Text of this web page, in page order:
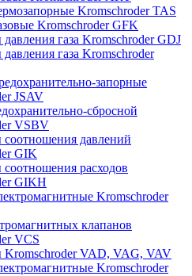
Kromschroder TAS
Kromschroder GFK
давления газа Kromschroder GDJ
давления газа Kromschroder
запорные
JSAV
сбросной
VSBV
соотношения давлений
GIK
соотношения расходов
GIKH
Kromschroder
клапанов
VCS
Kromschroder VAD, VAG, VAV
Kromschroder